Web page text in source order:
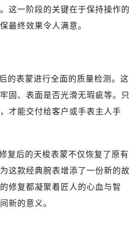
这一阶段的关键在于保持操作的
最终效果令人满意。
的表蒙进行全面的质量检测。这
固、表面是否光滑无瑕疵等。只
才能交付给客户或手表主人手
复后的天梭表蒙不仅恢复了原有
这款经典腕表增添了一份新的故
修复都凝聚着匠人的心血与智
新的意义。